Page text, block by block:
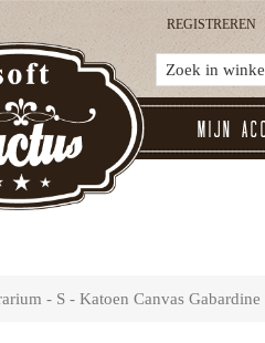
REGISTREREN
Mijn
- S - Katoen Canvas